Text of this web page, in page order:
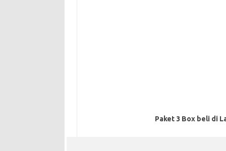
Paket 3 Box beli di